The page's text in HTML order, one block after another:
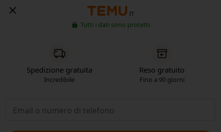
IT
Tutti i dati sono protetti
Spedizione gratuita
Incredibile
Reso gratuito
Fino a 90 giorni